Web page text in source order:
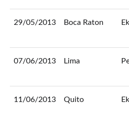
29/05/2013 Boca Raton
07/06/2013 Lima
11/06/2013 Quito